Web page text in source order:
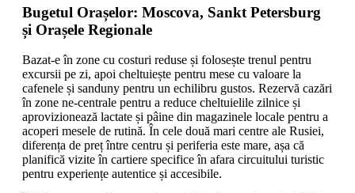
Bugetul Orașelor: Moscova, Sankt Petersburg
și Orașele Regionale
Bazat-e în zone cu costuri reduse și folosește trenul pentru
excursii pe zi, apoi cheltuiește pentru mese cu valoare la
cafenele și sanduny pentru un echilibru gustos. Rezervă cazări
în zone ne-centrale pentru a reduce cheltuielile zilnice și
aprovizionează lactate și pâine din magazinele locale pentru a
acoperi mesele de rutină. În cele două mari centre ale Rusiei,
diferența de preț între centru și periferia este mare, așa că
planifică vizite în cartiere specifice în afara circuitului turistic
pentru experiențe autentice și accesibile.